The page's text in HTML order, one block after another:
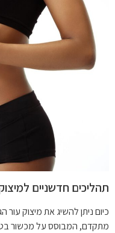
תהליכים חדשניים
כיום ניתן להשיג את מיצוק עור
מתקדם, המבוסס על מכשור